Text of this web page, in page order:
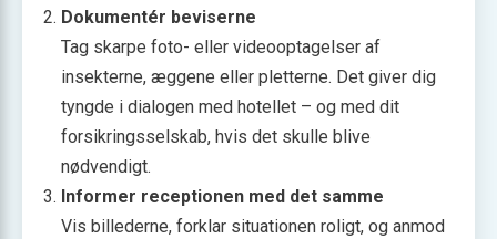
Dokumentér beviserne
Tag skarpe foto- eller videooptagelser af
insekterne, æggene eller pletterne. Det giver dig
tyngde i dialogen med hotellet – og med dit
forsikringsselskab, hvis det skulle blive
nødvendigt.
Informer receptionen med det samme
Vis billederne, forklar situationen roligt, og anmod